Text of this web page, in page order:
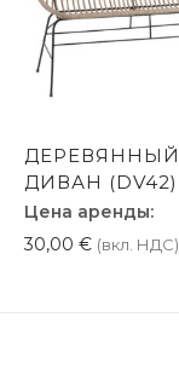
ДЕРЕВЯННЫЙ
ДИВАН (DV42)
Цена аренды:
30,00 € (вкл. НДС)